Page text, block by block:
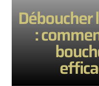
Déboucher
: